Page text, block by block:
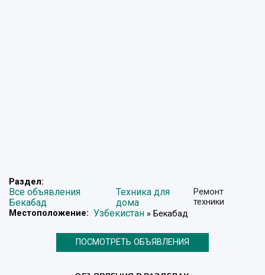
Раздел:
Все объявления
Бекабад
Техника для
дома
Ремонт
техники
Местоположение: Узбекистан » Бекабад
ПОСМОТРЕТЬ ОБЪЯВЛЕНИЯ